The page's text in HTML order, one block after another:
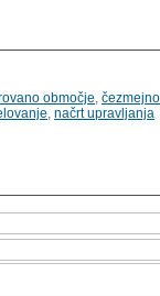
območje,
, načrt upravljanja